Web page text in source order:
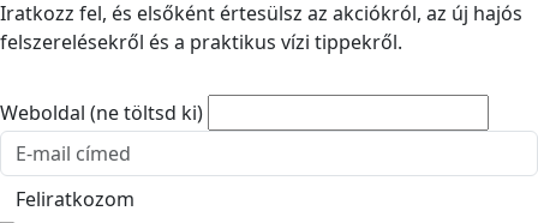
Iratkozz fel, és elsőként értesülsz az akciókról, az új hajós
felszerelésekről és a praktikus vízi tippekről.
Weboldal (ne töltsd ki)
E-mail cím
Feliratkozom